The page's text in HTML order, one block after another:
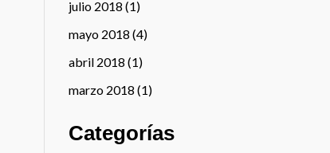
julio 2018 (1)
mayo 2018 (4)
abril 2018 (1)
marzo 2018 (1)
Categorías